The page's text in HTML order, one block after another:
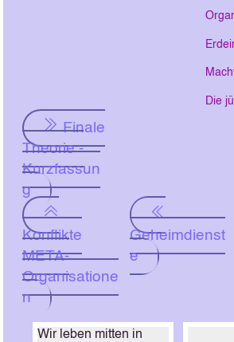
Die
Finale
Theorie -
Kurzfassun
g
Konflikte
META-
Organisatione
n
Geheimdienst
e
Wir leben mitten in